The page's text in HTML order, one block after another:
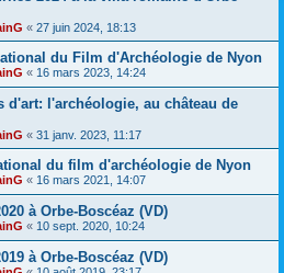
« 27 juin 2024, 18:13
du Film d'Archéologie de Nyon
« 16 mars 2023, 14:24
d'art: l'archéologie, au château de
« 31 janv. 2023, 11:17
du film d'archéologie de Nyon
« 16 mars 2021, 14:07
à Orbe-Boscéaz (VD)
« 10 sept. 2020, 10:24
à Orbe-Boscéaz (VD)